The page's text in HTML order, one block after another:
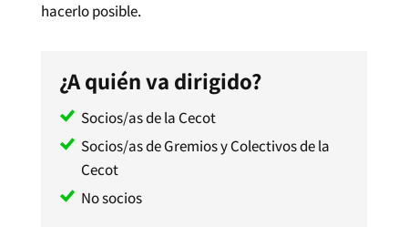
hacerlo posible.
¿A quién va dirigido?
Socios/as de la Cecot
Socios/as de Gremios y Colectivos de la
Cecot
No socios